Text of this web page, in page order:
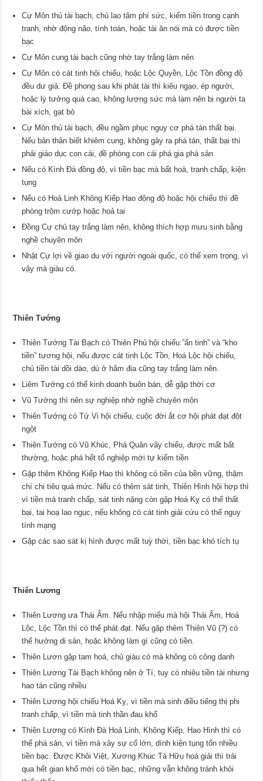
Cự Môn thủ tài bạch, chủ lao tâm phí sức, kiếm tiền trong cạnh
tranh, nhờ động não, tính toán, hoặc tài ăn nói mà có được tiền
bạc
Cự Môn cung tài bạch cũng nhờ tay trắng làm nên
Cự Môn có cát tinh hội chiếu, hoặc Lộc Quyền, Lộc Tồn đồng độ
đều dư giả. Đề phong sau khi phát tài thì kiêu ngạo, ép người,
hoặc lý tưởng quá cao, không lượng sức mà làm nên bị người ta
bài xích, gạt bỏ
Cự Môn thủ tài bạch, đều ngầm phục nguy cơ phá tán thất bại.
Nếu bản thân biết khiêm cung, không gây ra phá tán, thất bại thì
phải giáo dục con cái, đề phòng con cái phá gia phá sản
Nếu có Kình Đà đồng độ, vì tiền bạc mà bất hoà, tranh chấp, kiện
tụng
Nếu có Hoả Linh Không Kiếp Hao động độ hoặc hội chiếu thì đề
phòng trộm cướp hoặc hoả tai
Đồng Cự chủ tay trắng làm nên, không thích hợp mưu sinh bằng
nghề chuyên môn
Nhật Cự lợi về giao du với người ngoài quốc, có thể xem trọng, vì
vậy mà giàu có.
Thiên Tướng
Thiên Tướng Tài Bạch có Thiên Phủ hội chiếu:”ấn tinh” và “kho
tiền” tương hội, nếu được cát tinh Lộc Tồn, Hoá Lộc hội chiếu,
chủ tiền tài dồi dào, dù ở hãm địa cũng tay trắng làm nên.
Liêm Tướng có thể kinh doanh buôn bán, dễ gặp thời cơ
Vũ Tướng thì nên sự nghiệp nhờ nghề chuyên môn
Thiên Tướng có Tử Vi hội chiếu, cuộc đời ắt cơ hội phát đạt đột
ngột
Thiên Tướng có Vũ Khúc, Phá Quân vây chiếu, được mất bất
thường, hoặc phá hết tổ nghiệp mới tự kiếm tiền
Gặp thêm Không Kiếp Hao thì không có tiền của bền vững, thậm
chí chi tiêu quá mức. Nếu có thêm sát tinh, Thiên Hình hội hợp thì
vì tiền mà tranh chấp, sát tinh nặng còn gặp Hoá Kỵ có thể thất
bại, tai hoạ lao ngục, nếu không có cát tinh giải cứu có thể nguy
tính mạng
Gặp các sao sát kị hình được mất tuỳ thời, tiền bạc khó tích tụ
Thiên Lương
Thiên Lương ưa Thái Âm. Nếu nhập miếu mà hội Thái Âm, Hoá
Lộc, Lộc Tồn thì có thể phát đạt. Nếu gặp thêm Thiên Vũ (?) có
thể hưởng di sản, hoặc không làm gì cũng có tiền.
Thiên Lươn gặp tam hoá, chủ giàu có mà không có công danh
Thiên Lương Tài Bạch không nên ở Tí, tuy có nhiêu tiền tài nhưng
hao tán cũng nhiều
Thiên Lương hội chiếu Hoá Kỵ, vì tiền mà sinh điều tiếng thị phi
tranh chấp, vì tiền mà tinh thần đau khổ
Thiên Lương có Kình Đà Hoả Linh, Không Kiếp, Hao Hình thì có
thể phá sản, vì tiền mà xảy sự cố lớn, dính kiện tụng tốn nhiều
tiền bạc. Được Khôi Việt, Xương Khúc Tả Hữu hoá giải thì trải
qua hết gian khổ mới có tiền bạc, những vẫn không tránh khỏi